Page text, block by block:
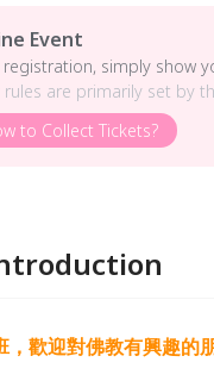
Event
simply show
rules are primarily set by
to Collect Tickets?
，歡迎對佛教有興趣的